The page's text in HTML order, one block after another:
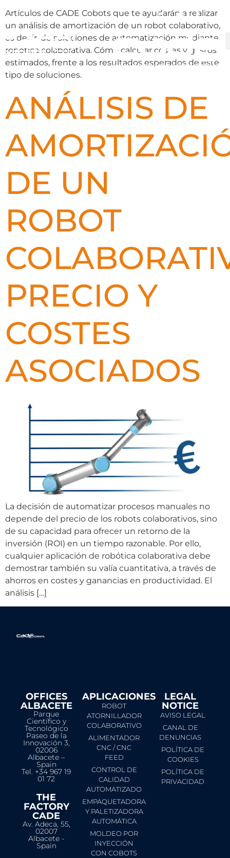
Artículos de CADE Cobots que te ayudarán a realizar
un análisis de amortización de un robot colaborativo,
es decir, de soluciones de automatización mediante
robótica colaborativa. Cómo calcular costes y gastos
estimados, frente a los resultados esperados de este
tipo de soluciones.
ANÁLISIS DE
DE UN
ROBOT
PRECIO Y
COSTES
ASOCIADOS
La decisión de automatizar procesos manuales no
depende del precio de los robots colaborativos, sino
de su capacidad para ofrecer un retorno de la
inversión (ROI) en un tiempo razonable. Por ello,
cualquier aplicación de robótica colaborativa debe
demostrar también su valía cuantitativa, a través de
ahorros en costes y ganancias en productividad. El
análisis […]
OFFICES
ALBACETE
Parque
Científico y
Tecnológico
Paseo de la
Innovación 3,
02006
Albacete –
Spain
Tel. +34 967 19
01 72
THE
FACTORY
CADE
Av. Adeca, 55,
02007
Albacete -
Spain
APLICACIONES
ROBOT
ATORNILLADOR
COLABORATIVO
ALIMENTADOR
CNC / CNC
FEED
CONTROL DE
CALIDAD
AUTOMATIZADO
EMPAQUETADORA
Y PALETIZADORA
AUTOMÁTICA
MOLDEO POR
INYECCIÓN
CON COBOTS
LEGAL
NOTICE​
AVISO LEGAL
CANAL DE
DENUNCIAS
POLÍTICA DE
COOKIES
POLÍTICA DE
PRIVACIDAD